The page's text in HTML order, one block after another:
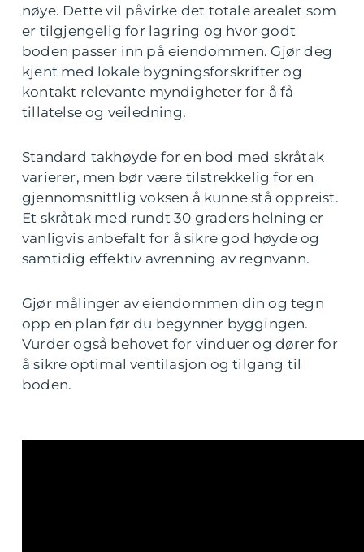
nøye. Dette vil påvirke det totale arealet som
er tilgjengelig for lagring og hvor godt
boden passer inn på eiendommen. Gjør deg
kjent med lokale bygningsforskrifter og
kontakt relevante myndigheter for å få
tillatelse og veiledning.
Standard takhøyde for en bod med skråtak
varierer, men bør være tilstrekkelig for en
gjennomsnittlig voksen å kunne stå oppreist.
Et skråtak med rundt 30 graders helning er
vanligvis anbefalt for å sikre god høyde og
samtidig effektiv avrenning av regnvann.
Gjør målinger av eiendommen din og tegn
opp en plan før du begynner byggingen.
Vurder også behovet for vinduer og dører for
å sikre optimal ventilasjon og tilgang til
boden.